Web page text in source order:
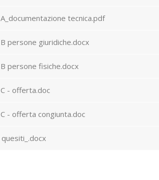
tecnica.pdf
persone giuridiche.docx
persone fisiche.docx
- offerta.doc
- offerta congiunta.doc